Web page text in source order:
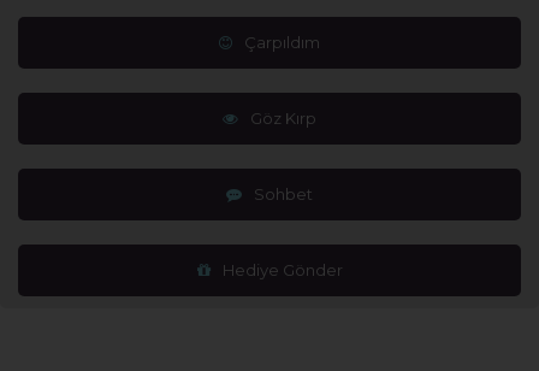
Çarpıldım
Göz Kırp
Sohbet
Hediye Gönder